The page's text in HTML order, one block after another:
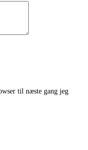
til næste gang jeg